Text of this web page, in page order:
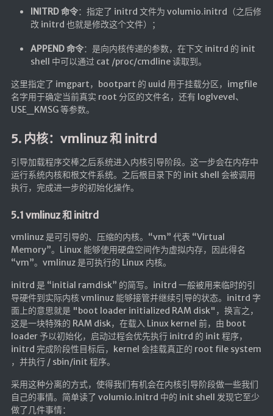
INITRD 命令：指定了 initrd 文件为 volumio.initrd（之后修
改 initrd 也就是修改这个文件）；
APPEND 命令：是向内核传递的参数，在下文 initrd 的 init
shell 中可以通过 cat /proc/cmdline 读取到。
这里指定了 imgpart，bootpart 的 uuid 用于挂载分区，imgfile
名字用于确定当前真实 root 分区的文件名，还有 loglvevel、
USE_KMSG 等参数。
5. 内核：vmlinuz 和 initrd
引导加载程序交棒之后系统进入内核引导阶段。这一步会在内存中
运行系统内核和根文件系统。之后根目录下的 init shell 会被调用
执行，完成进一步的初始化操作。
5.1 vmlinuz 和 initrd
vmlinuz 是可引导的、压缩的内核。“vm” 代表 “Virtual
Memory”。Linux 能够使用硬盘空间作为虚拟内存，因此得名
“vm”。vmlinuz 是可执行的 Linux 内核。
initrd 是 “initial ramdisk” 的简写。initrd 一般被用来临时的引
导硬件到实际内核 vmlinuz 能够接管并继续引导的状态。initrd 字
面上的意思就是 "boot loader initialized RAM disk"，换言之，
这是一块特殊的 RAM disk，在载入 Linux kernel 前，由 boot
loader 予以初始化，启动过程会优先执行 initrd 的 init 程序，
initrd 完成阶段性目标后，kernel 会挂载真正的 root file system
，并执行 / sbin/init 程序。
采用这种分离的方式，使得我们有机会在内核引导阶段做一些我们
自己的事情。简单读了 volumio.initrd 中的 init shell 发现它至少
做了几件事情：